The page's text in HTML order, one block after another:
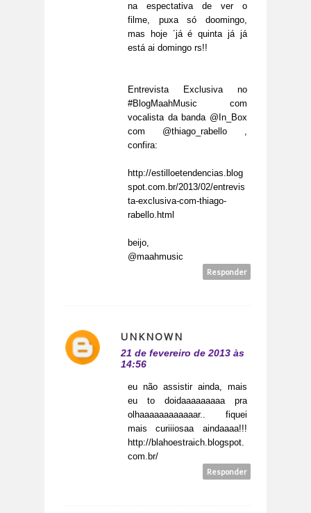
na espectativa de ver o
filme, puxa só doomingo,
mas hoje ´já é quinta já já
está ai domingo rs!!
Entrevista Exclusiva no
#BlogMaahMusic com
vocalista da banda @In_Box
com @thiago_rabello ,
confira:
http://estilloetendencias.blog
spot.com.br/2013/02/entrevis
ta-exclusiva-com-thiago-
rabello.html
beijo,
@maahmusic
Responder
UNKNOWN
21 de fevereiro de 2013 às
14:56
eu não assistir ainda, mais
eu to doidaaaaaaaaa pra
olhaaaaaaaaaaaar.. fiquei
mais curiiiosaa aindaaaa!!!
http://blahoestraich.blogspot.
com.br/
Responder